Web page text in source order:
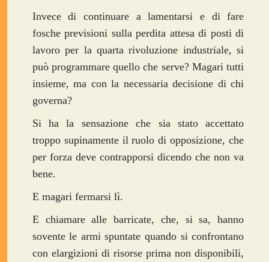
Invece di continuare a lamentarsi e di fare
fosche previsioni sulla perdita attesa di posti di
lavoro per la quarta rivoluzione industriale, si
può programmare quello che serve? Magari tutti
insieme, ma con la necessaria decisione di chi
governa?
Si ha la sensazione che sia stato accettato
troppo supinamente il ruolo di opposizione, che
per forza deve contrapporsi dicendo che non va
bene.
E magari fermarsi lì.
E chiamare alle barricate, che, si sa, hanno
sovente le armi spuntate quando si confrontano
con elargizioni di risorse prima non disponibili,